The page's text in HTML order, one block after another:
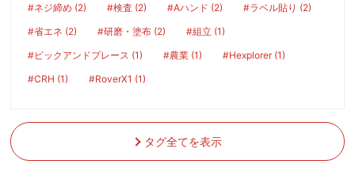
#ネジ締め (2)
#検査 (2) #Aハンド (2)
#ラベル貼り (2)
#省エネ (2)
#研磨・塗布 (2)
#組立 (1)
#ピックアンドプレース (1)
#農業 (1)
#Hexplorer (1)
#CRH (1)
#RoverX1 (1)
タグ全てを表示